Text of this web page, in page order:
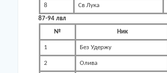
8 Св Лука
87-94 лвл
№
Ник
1 Без Удержу
2 Олива